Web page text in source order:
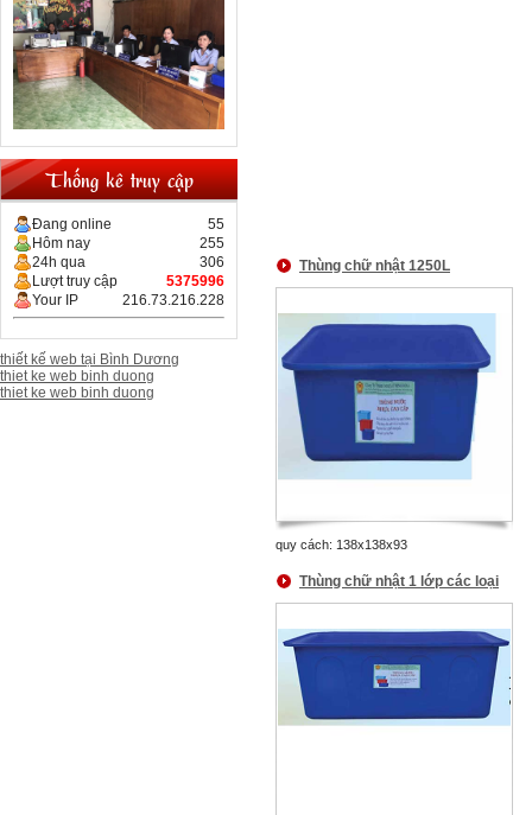
Thống kê truy cập
Đang online
55
Hôm nay
255
24h qua
306
Lượt truy cập
5375996
Your IP
216.73.216.228
thiết kế web tại Bình Dương
thiet ke web binh duong
thiet ke web binh duong
Thùng chữ nhật 1250L
quy cách: 138x138x93
Thùng chữ nhật 1 lớp các loại